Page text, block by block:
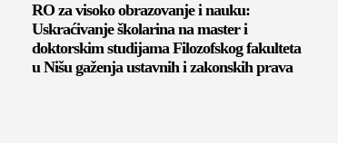
RO za visoko obrazovanje i nauku:
Uskraćivanje školarina na master i
doktorskim studijama Filozofskog fakulteta
u Nišu gaženja ustavnih i zakonskih prava